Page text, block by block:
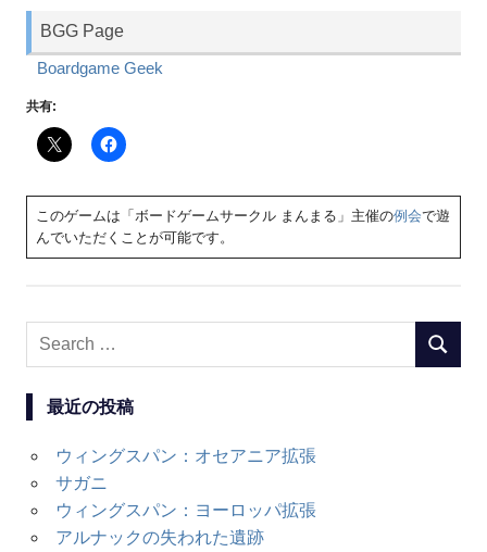
BGG Page
Boardgame Geek
共有:
このゲームは「ボードゲームサークル まんまる」主催の例会で遊
んでいただくことが可能です。
Search
最近の投稿
ウィングスパン：オセアニア拡張
サガニ
ウィングスパン：ヨーロッパ拡張
アルナックの失われた遺跡